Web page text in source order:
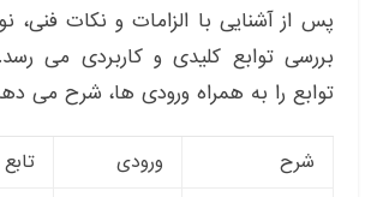
پس از آشنایی با الزامات و نکات فنی،
بررسی توابع کلیدی و کاربردی می
توابع را به همراه ورودی ها، شرح می
شرح ورودی
تابع